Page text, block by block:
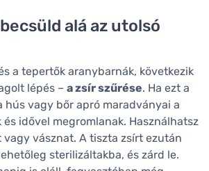
alá az utolsó
a tepertők aranybarnák, következik
lépés – a zsír szűrése. Ha ezt a
hús vagy bőr apró maradványai a
idővel megromlanak. Használhatsz
vásznat. A tiszta zsírt ezután
sterilizáltakba, és zárd le.